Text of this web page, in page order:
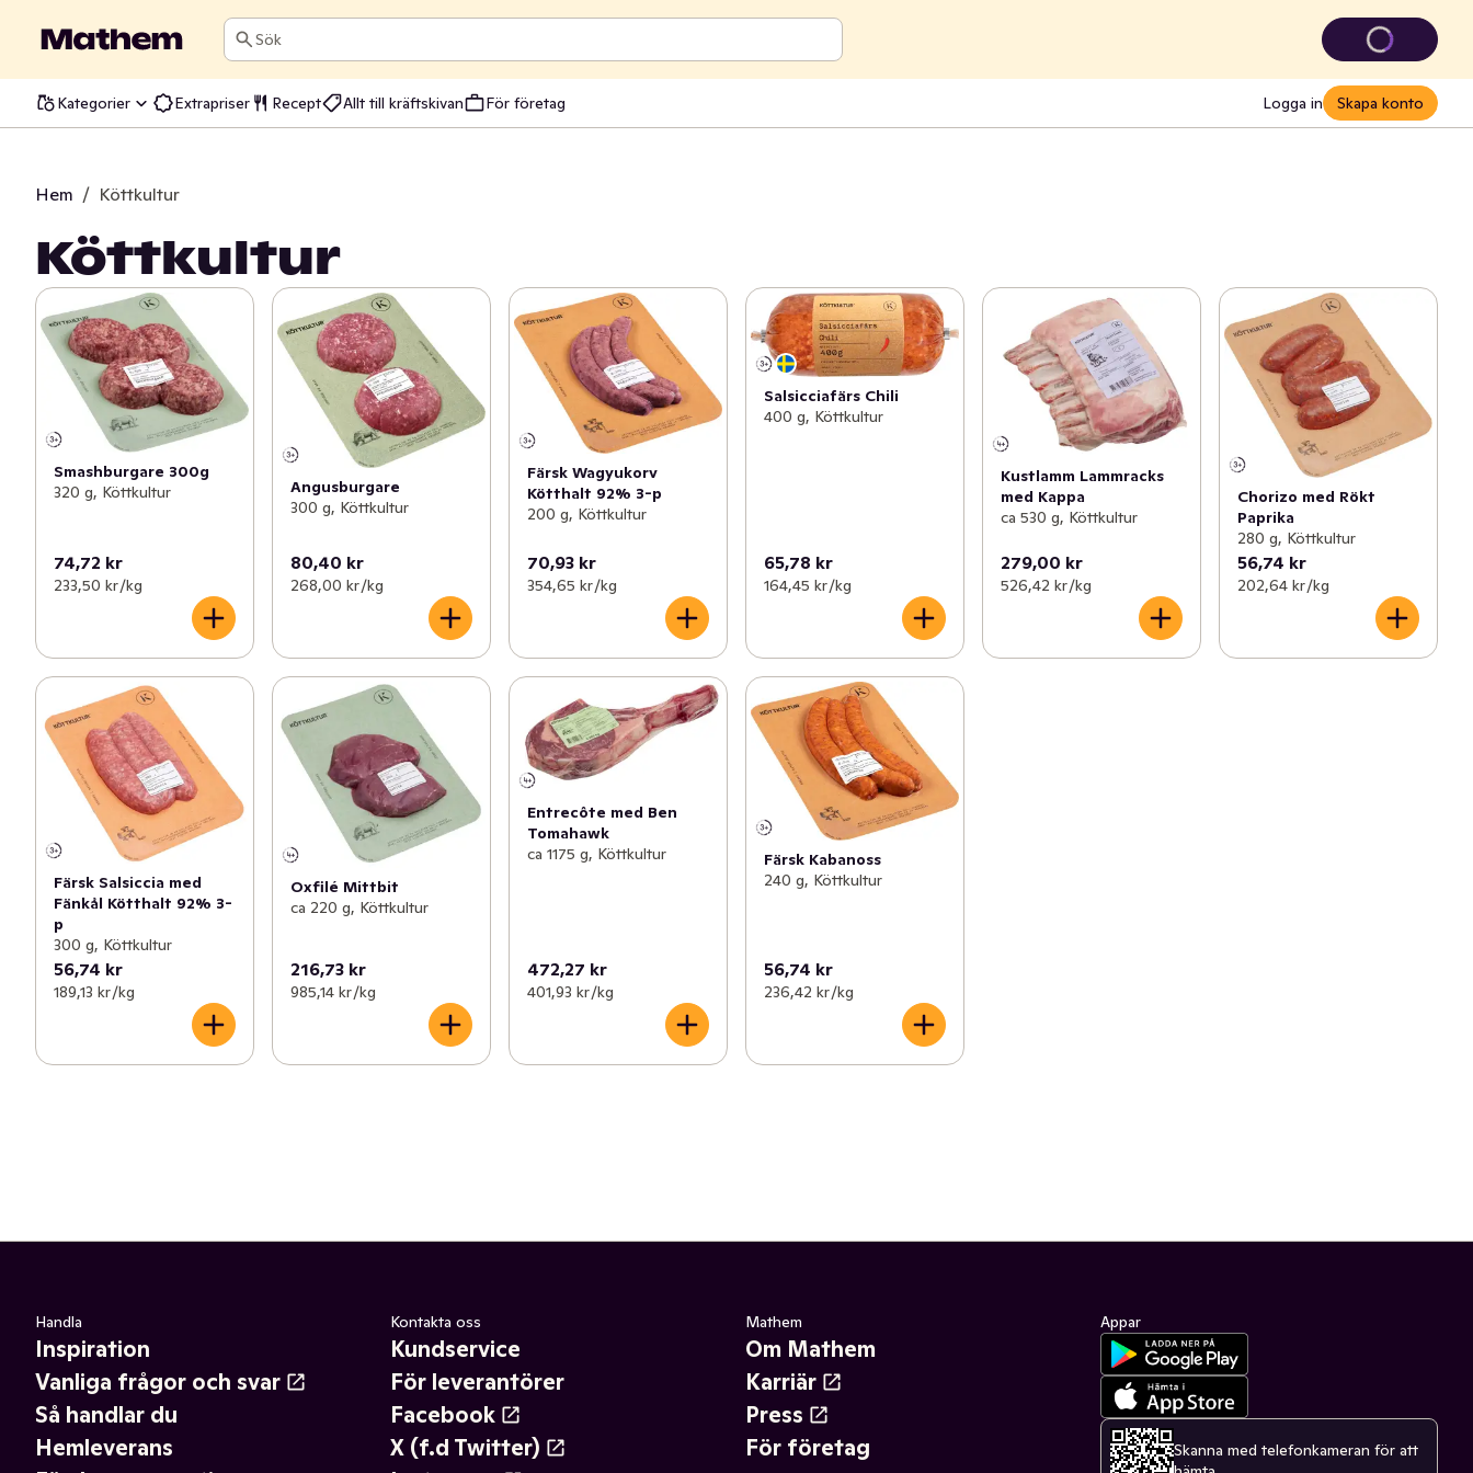
Sök
Kategorier Extrapriser Recept Allt till kräftskivan För företag Logga in Skapa konto
Hem / Köttkultur
Köttkultur
Smashburgare 300g
320 g, Köttkultur
74,72 kr
233,50 kr /kg
Angusburgare
300 g, Köttkultur
80,40 kr
268,00 kr /kg
Färsk Wagyukorv
Kötthalt 92% 3-p
200 g, Köttkultur
70,93 kr
354,65 kr /kg
Salsicciafärs Chili
400 g, Köttkultur
65,78 kr
164,45 kr /kg
Kustlamm Lammracks
med Kappa
ca 530 g, Köttkultur
279,00 kr
526,42 kr /kg
Chorizo med Rökt
Paprika
280 g, Köttkultur
56,74 kr
202,64 kr /kg
Färsk Salsiccia med
Fänkål Kötthalt 92% 3-
p
300 g, Köttkultur
56,74 kr
189,13 kr /kg
Oxfilé Mittbit
ca 220 g, Köttkultur
216,73 kr
985,14 kr /kg
Entrecôte med Ben
Tomahawk
ca 1175 g, Köttkultur
472,27 kr
401,93 kr /kg
Färsk Kabanoss
240 g, Köttkultur
56,74 kr
236,42 kr /kg
Handla
Inspiration
Vanliga frågor och svar
Så handlar du
Hemleverans
Kontakta oss
Kundservice
För leverantörer
Facebook
X (f.d Twitter)
Mathem
Om Mathem
Karriär
Press
För företag
Appar
Skanna med telefonkameran för att